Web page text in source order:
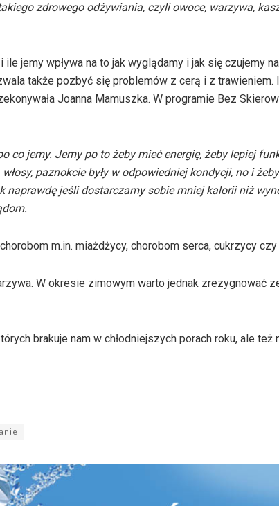
zdrowego odżywiania, czyli owoce, warzywa,
jemy wpływa na to jak wyglądamy i jak się czujemy
także pozbyć się problemów z cerą i z trawieniem.
Joanna Mamuszka. W programie Bez
co jemy. Jemy po to żeby mieć energię, żeby lepiej
paznokcie były w odpowiedniej kondycji, no i
naprawdę jeśli dostarczamy sobie mniej kalorii niż
m.in. miażdżycy, chorobom serca, cukrzycy
W okresie zimowym warto jednak zrezygnować
brakuje nam w chłodniejszych porach roku, ale też